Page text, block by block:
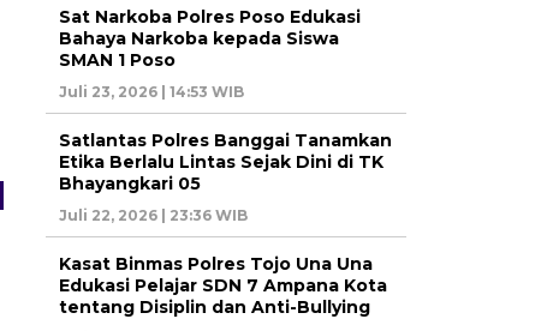
Sat Narkoba Polres Poso Edukasi
Bahaya Narkoba kepada Siswa
SMAN 1 Poso
Juli 23, 2026 | 14:53 WIB
Satlantas Polres Banggai Tanamkan
Etika Berlalu Lintas Sejak Dini di TK
Bhayangkari 05
Juli 22, 2026 | 23:36 WIB
Kasat Binmas Polres Tojo Una Una
Edukasi Pelajar SDN 7 Ampana Kota
tentang Disiplin dan Anti-Bullying